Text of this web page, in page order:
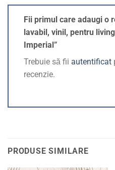
Fii primul care adaugi o
lavabil, vinil, pentru
Imperial”
Trebuie să fii autentificat
recenzie.
PRODUSE SIMILARE